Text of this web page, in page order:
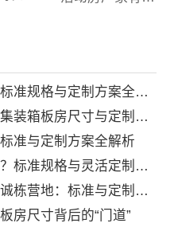
集装箱板房尺寸怎么选？标准规格与定制方案全解析
精准匹配需求，详解诚栋集装箱板房尺寸与定制化服务
准与定制方案全解析
集装箱板房尺寸如何确定？标准规格与灵活定制方案深度解读
集装箱板房尺寸怎么定？诚栋营地：标准与定制并举，灵活适配全球项目需求
房尺寸背后的“门道”